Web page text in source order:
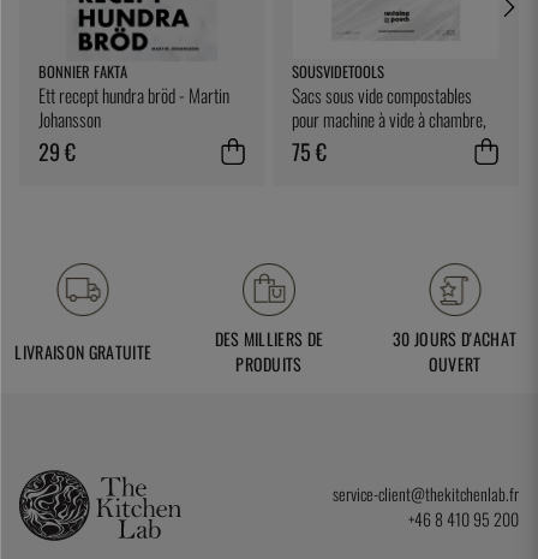
BONNIER FAKTA
Ett recept hundra bröd - Martin
Johansson
29 €
SOUSVIDETOOLS
Sacs sous vide compostables
pour machine à vide à chambre,
25 x 25 cm, paquet de 200 -
SousVideTools
75 €
LIVRAISON GRATUITE
DES MILLIERS DE
PRODUITS
30 JOURS D'ACHAT
OUVERT
service-client@thekitchenlab.fr
+46 8 410 95 200